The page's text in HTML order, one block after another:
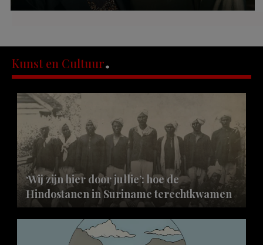
Kunst en Cultuur
‘Wij zijn hier door jullie’: hoe de
Hindostanen in Suriname terechtkwamen